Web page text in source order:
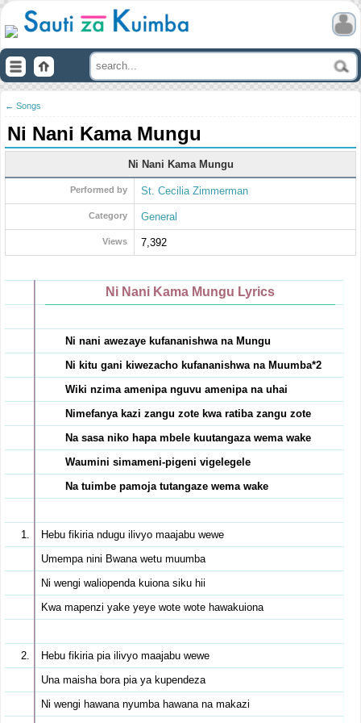
← Songs
Ni Nani Kama Mungu
Ni Nani Kama Mungu
Performed by St. Cecilia Zimmerman
Category General
Views 7,392
Ni Nani Kama Mungu Lyrics
Ni nani awezaye kufananishwa na Mungu
Ni kitu gani kiwezacho kufananishwa na Muumba*2
Wiki nzima amenipa nguvu amenipa na uhai
Nimefanya kazi zangu zote kwa ratiba zangu zote
Na sasa niko hapa mbele kuutangaza wema wake
Waumini simameni-pigeni vigelegele
Na tuimbe pamoja tutangaze wema wake
Hebu fikiria ndugu ilivyo maajabu wewe
Umempa nini Bwana wetu muumba
Ni wengi waliopenda kuiona siku hii
Kwa mapenzi yake yeye wote wote hawakuiona
Hebu fikiria pia ilivyo maajabu wewe
Una maisha bora pia ya kupendeza
Ni wengi hawana nyumba hawana na makazi